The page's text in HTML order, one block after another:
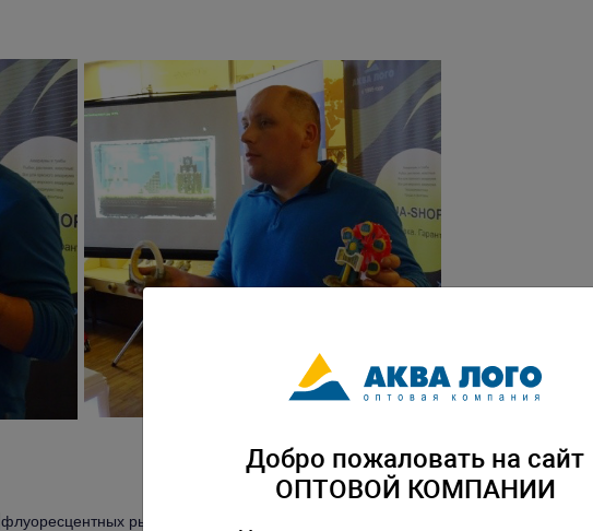
флуоресцентных рыбок Гло Фиш - данио рерио и тернеций.
Добро пожаловать на сайт
ОПТОВОЙ КОМПАНИИ